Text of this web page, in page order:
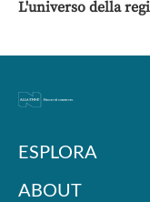
L'universo della
ESPLORA
ABOUT